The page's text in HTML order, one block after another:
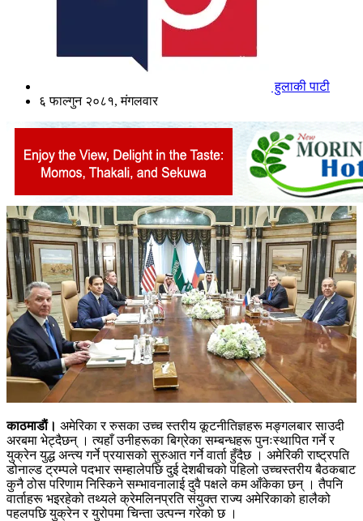
हुलाकी पाटी
६ फाल्गुन २०८१, मंगलवार
काठमाडाैं। अमेरिका र रुसका उच्च स्तरीय कूटनीतिज्ञहरू मङ्गलबार साउदी
अरबमा भेट्दैछन् । त्यहाँ उनीहरूका बिग्रेका सम्बन्धहरू पुनःस्थापित गर्ने र
युक्रेन युद्ध अन्त्य गर्ने प्रयासको सुरुआत गर्ने वार्ता हुँदैछ । अमेरिकी राष्ट्रपति
डोनाल्ड ट्रम्पले पदभार सम्हालेपछि दुई देशबीचको पहिलो उच्चस्तरीय बैठकबाट
कुनै ठोस परिणाम निस्किने सम्भावनालाई दुवै पक्षले कम आँकेका छन् । तैपनि
वार्ताहरू भइरहेको तथ्यले क्रेमलिनप्रति संयुक्त राज्य अमेरिकाको हालैको
पहलपछि युक्रेन र युरोपमा चिन्ता उत्पन्न गरेको छ ।